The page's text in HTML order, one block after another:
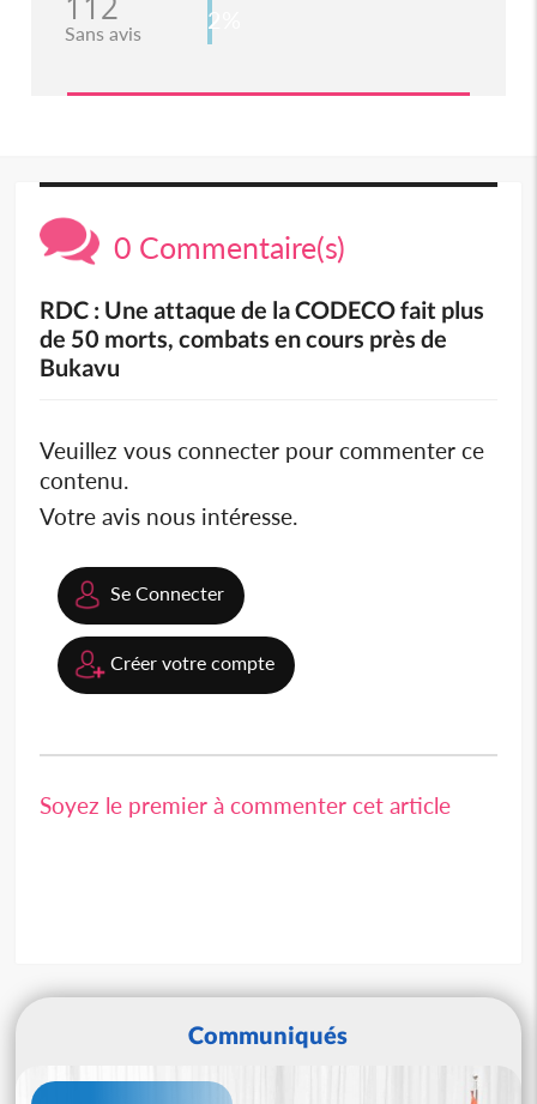
Sans avis 2%
0 Commentaire(s)
RDC : Une attaque de la CODECO fait plus
de 50 morts, combats en cours près de
Bukavu
Veuillez vous connecter pour commenter ce
contenu.
Votre avis nous intéresse.
Se Connecter
Créer votre compte
Soyez le premier à commenter cet article
Communiqués